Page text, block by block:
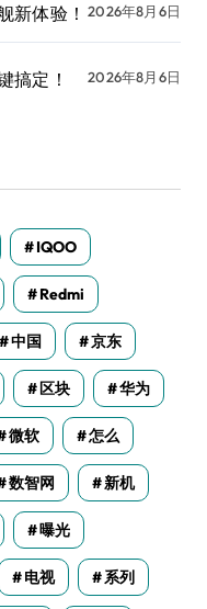
新体验！ 2026年8月6日
搞定！ 2026年8月6日
IQOO
Redmi
中国 京东
区块 华为
微软 怎么
数智网 新机
曝光
电视 系列